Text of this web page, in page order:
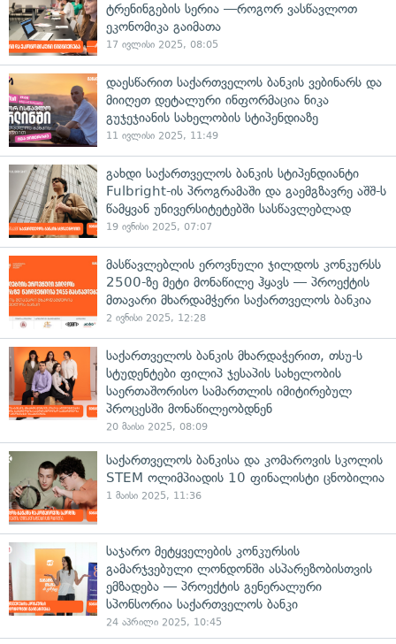
ტრენინგების სერია —როგორ ვასწავლოთ
ეკონომიკა გაიმათა
17 ივლისი 2025, 08:05
დაესწარით საქართველოს ბანკის ვებინარს და
მიიღეთ დეტალური ინფორმაცია ნიკა
გუჯეჯიანის სახელობის სტიპენდიაზე
11 ივლისი 2025, 11:49
გახდი საქართველოს ბანკის სტიპენდიანტი
Fulbright-ის პროგრამაში და გაემგზავრე აშშ-ს
წამყვან უნივერსიტეტებში სასწავლებლად
19 ივნისი 2025, 07:07
მასწავლებლის ეროვნული ჯილდოს კონკურსს
2500-ზე მეტი მონაწილე ჰყავს — პროექტის
მთავარი მხარდამჭერი საქართველოს ბანკია
2 ივნისი 2025, 12:28
საქართველოს ბანკის მხარდაჭერით, თსუ-ს
სტუდენტები ფილიპ ჯესაპის სახელობის
საერთაშორისო სამართლის იმიტირებულ
პროცესში მონაწილეობდნენ
20 მაისი 2025, 08:09
საქართველოს ბანკისა და კომაროვის სკოლის
STEM ოლიმპიადის 10 ფინალისტი ცნობილია
1 მაისი 2025, 11:36
საჯარო მეტყველების კონკურსის
გამარჯვებული ლონდონში ასპარეზობისთვის
ემზადება — პროექტის გენერალური
სპონსორია საქართველოს ბანკი
24 აპრილი 2025, 10:45